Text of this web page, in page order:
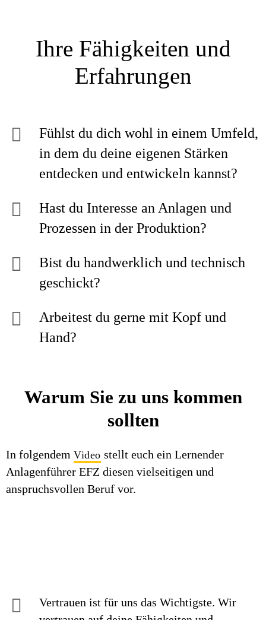
Ihre Fähigkeiten und
Erfahrungen
Fühlst du dich wohl in einem Umfeld,
in dem du deine eigenen Stärken
entdecken und entwickeln kannst?
Hast du Interesse an Anlagen und
Prozessen in der Produktion?
Bist du handwerklich und technisch
geschickt?
Arbeitest du gerne mit Kopf und
Hand?
Warum Sie zu uns kommen
sollten
In folgendem Video stellt euch ein Lernender
Anlagenführer EFZ diesen vielseitigen und
anspruchsvollen Beruf vor.
Vertrauen ist für uns das Wichtigste. Wir